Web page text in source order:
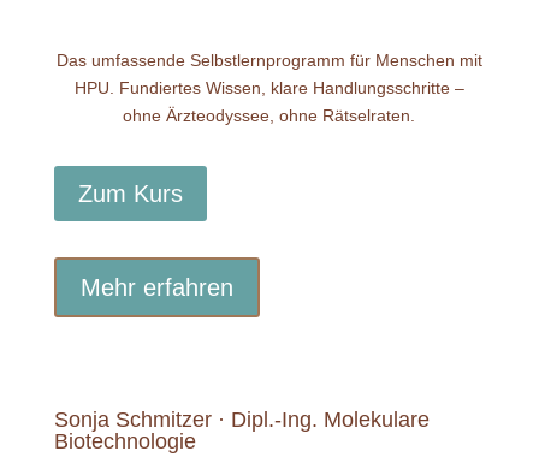
Das umfassende Selbstlernprogramm für Menschen mit
HPU. Fundiertes Wissen, klare Handlungsschritte –
ohne Ärzteodyssee, ohne Rätselraten.
Zum Kurs
Mehr erfahren
Sonja Schmitzer · Dipl.-Ing. Molekulare
Biotechnologie